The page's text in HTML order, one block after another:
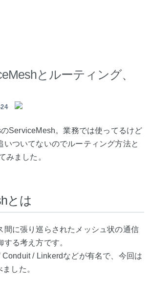
とルーティング、
ServiceMesh。業務では使ってるけど
いついてないのでルーティング方法と
みました。
とは
間に張り巡らされたメッシュ状の通信
る考え方です。
/ Linkerdなどが有名で、今回は
した。